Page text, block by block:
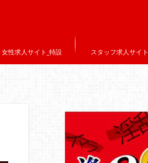
女性求人サイト_特設 スタッフ求人サイト